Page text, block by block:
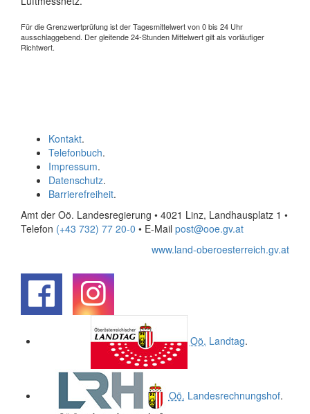
Für die Grenzwertprüfung ist der Tagesmittelwert von 0 bis 24 Uhr
ausschlaggebend. Der gleitende 24-Stunden Mittelwert gilt als vorläufiger
Richtwert.
Kontakt.
Telefonbuch.
Impressum.
Datenschutz.
Barrierefreiheit.
Amt der Oö. Landesregierung • 4021 Linz, Landhausplatz 1 •
Telefon (+43 732) 77 20-0 • E-Mail post@ooe.gv.at
www.land-oberoesterreich.gv.at
Oö. Landtag.
Oö. Landesrechnungshof.